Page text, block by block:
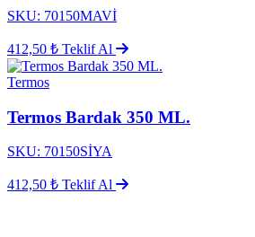
SKU: 70150MAVİ
412,50 ₺ Teklif Al
Termos
Termos Bardak 350 ML.
SKU: 70150SİYA
412,50 ₺ Teklif Al